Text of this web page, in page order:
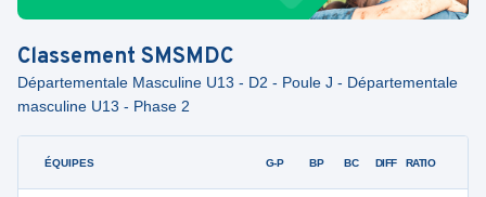
Classement SMSMDC
Départementale Masculine U13 - D2 - Poule J - Départementale
masculine U13 - Phase 2
ÉQUIPES G-P BP BC DIFF RATIO